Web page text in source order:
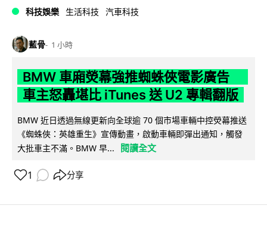
科技娛樂 生活科技 汽車科技
藍骨 1 小時
BMW 車廂熒幕強推蜘蛛俠電影廣告
車主怒轟堪比 iTunes 送 U2 專輯翻版
BMW 近日透過無線更新向全球逾 70 個市場車輛中控熒幕推送
《蜘蛛俠：英雄重生》宣傳動畫，啟動車輛即彈出通知，觸發
大批車主不滿。BMW 早...
閱讀全文
1 分享